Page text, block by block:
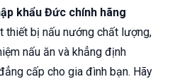
khẩu Đức chính hãng
thiết bị nấu nướng chất lượng,
nấu ăn và khẳng định
cấp cho gia đình bạn. Hãy